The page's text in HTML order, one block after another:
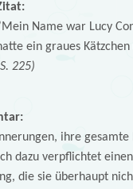
Name war Lucy
ein graues
225)
ihre
dazu verpflichtet
die sie überhaupt